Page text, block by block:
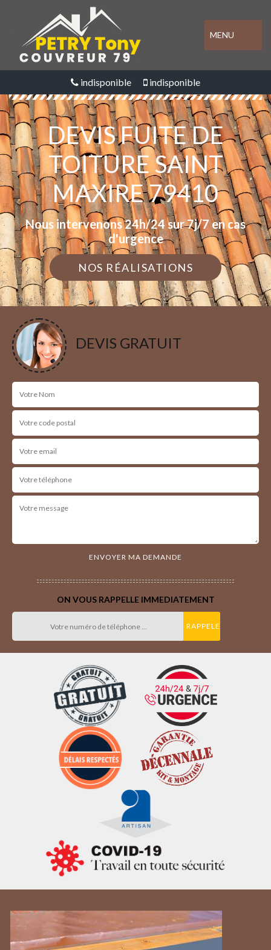
MENU
indisponible indisponible
DEVIS FUITE DE
TOITURE SAINT
MAXIRE 79410
Nous intervenons 24h/24 sur 7j/7 en cas
d'urgence
NOS RÉALISATIONS
DEVIS GRATUIT
ON VOUS RAPPELLE IMMEDIATEMENT